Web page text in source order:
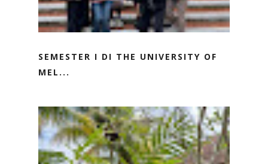
SEMESTER I DI THE UNIVERSITY OF
MEL...